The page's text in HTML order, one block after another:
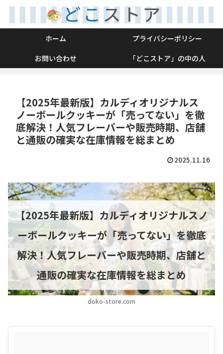
ホーム
プライバシーポリシー
お問い合わせ
「どこストア」の中の人
【2025年最新版】カルディオリジナルス
ノーボールクッキーが「売ってない」を徹
底解決！人気フレーバーや販売時期、店舗
と通販の確実な在庫情報を総まとめ
2025.11.16
doko-store.com
【2025年最新版】カルディオリジナルスノ
ーボールクッキーが「売ってない」を徹底
解決！人気フレーバーや販売時期、店舗と
通販の確実な在庫情報を総まとめ